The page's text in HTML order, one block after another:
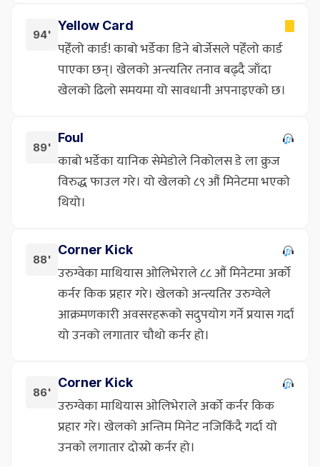
94'
Yellow Card
पहेँलो कार्ड! काबो भर्डेका डिने बोर्जेसले पहेँलो कार्ड
पाएका छन्। खेलको अन्त्यतिर तनाव बढ्दै जाँदा
खेलको ढिलो समयमा यो सावधानी अपनाइएको छ।
89'
Foul
काबो भर्डेका यानिक सेमेडोले निकोलस डे ला क्रुज
विरुद्ध फाउल गरे। यो खेलको ८९ औं मिनेटमा भएको
थियो।
88'
Corner Kick
उरुग्वेका माथियास ओलिभेराले ८८ औं मिनेटमा अर्को
कर्नर किक प्रहार गरे। खेलको अन्त्यतिर उरुग्वेले
आक्रमणकारी अवसरहरूको सदुपयोग गर्ने प्रयास गर्दा
यो उनको लगातार चौथो कर्नर हो।
86'
Corner Kick
उरुग्वेका माथियास ओलिभेराले अर्को कर्नर किक
प्रहार गरे। खेलको अन्तिम मिनेट नजिकिँदै गर्दा यो
उनको लगातार दोस्रो कर्नर हो।